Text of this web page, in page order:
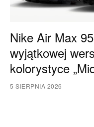
Nike Air Max
wyjątkowej
kolorystyce
5 SIERPNIA 2026